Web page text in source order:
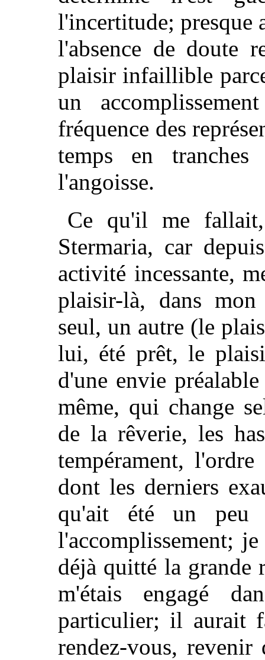
l'incertitude; presque
l'absence de doute
plaisir infaillible
un
fréquence des
temps en
l'angoisse.
Ce qu'il me
Stermaria, car
activité incessante,
plaisir-là, dans
seul, un autre (le
lui, été prêt, le
d'une envie
même, qui change
de la rêverie, les
tempérament,
dont les derniers
qu'ait été un peu
l'accomplissement;
déjà quitté la grande
m'étais engagé
particulier; il aurait
rendez-vous,